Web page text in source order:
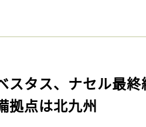
スタス、ナセル最
拠点は北九州